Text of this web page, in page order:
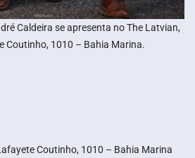
Caldeira se apresenta no The Latvian,
Coutinho, 1010 – Bahia Marina.
Coutinho, 1010 – Bahia Marina